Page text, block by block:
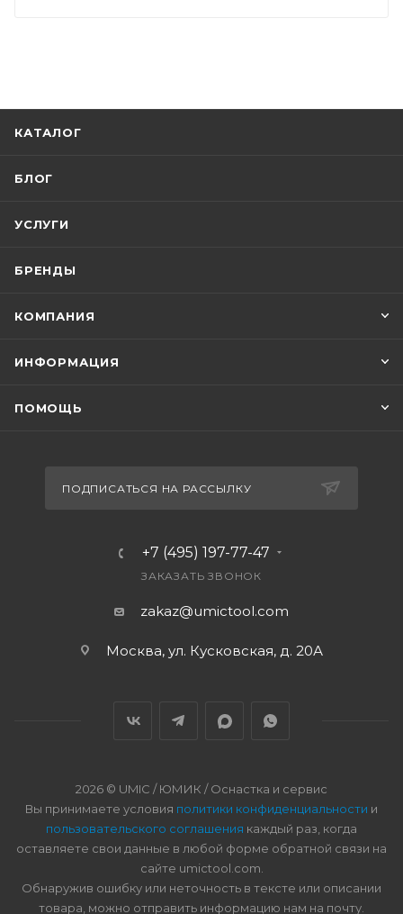
КАТАЛОГ
БЛОГ
УСЛУГИ
БРЕНДЫ
КОМПАНИЯ
ИНФОРМАЦИЯ
ПОМОЩЬ
ПОДПИСАТЬСЯ НА РАССЫЛКУ
+7 (495) 197-77-47
ЗАКАЗАТЬ ЗВОНОК
zakaz@umictool.com
Москва, ул. Кусковская, д. 20А
2026 © UMIC / ЮМИК / Оснастка и сервис
Вы принимаете условия политики конфиденциальности и
пользовательского соглашения каждый раз, когда
оставляете свои данные в любой форме обратной связи на
сайте umictool.com.
Обнаружив ошибку или неточность в тексте или описании
товара, можно отправить информацию нам на почту.